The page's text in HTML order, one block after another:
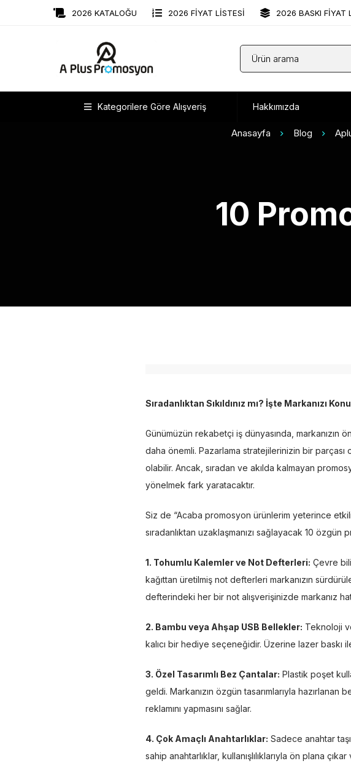
2026 KATALOĞU 2026 FİYAT LİSTESİ 2026 BASKI FİYAT
Kategorilere Göre Alışveriş Hakkımızda
Anasayfa Blog
10
Sıradanlıktan Sıkıldınız mı? İşte Markanızı
Günümüzün rekabetçi iş dünyasında, markanızın
daha önemli. Pazarlama stratejilerinizin bir
olabilir. Ancak, sıradan ve akılda kalmayan
yönelmek fark yaratacaktır.
Siz de “Acaba promosyon ürünlerim yeterince
sıradanlıktan uzaklaşmanızı sağlayacak 10 özgün
1. Tohumlu Kalemler ve Not Defterleri: Çevre
kağıttan üretilmiş not defterleri markanızın
defterindeki her bir not alışverişinizde markanız
2. Bambu veya Ahşap USB Bellekler: Teknoloji
kalıcı bir hediye seçeneğidir. Üzerine lazer
3. Özel Tasarımlı Bez Çantalar: Plastik poşet
geldi. Markanızın özgün tasarımlarıyla hazırlanan
reklamını yapmasını sağlar.
4. Çok Amaçlı Anahtarlıklar: Sadece anahtar
sahip anahtarlıklar, kullanışlılıklarıyla ön plana